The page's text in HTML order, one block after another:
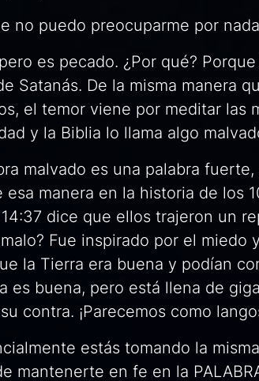
no puedo preocuparme por
es pecado. ¿Por qué?
Satanás. De la misma manera
el temor viene por meditar las
y la Biblia lo llama algo
malvado es una palabra
manera en la historia de los
dice que ellos trajeron un
Fue inspirado por el miedo
la Tierra era buena y podían
es buena, pero está llena de
contra. ¡Parecemos como
estás tomando la
mantenerte en fe en la